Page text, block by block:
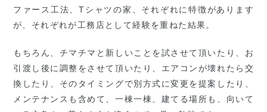
ファース工法、Tシャツの家、それぞれに特徴があります
が、それぞれが工務店として経験を重ねた結果。
もちろん、チマチマと新しいことを試させて頂いたり、お
引渡し後に調整をさせて頂いたり、エアコンが壊れたら交
換したり、そのタイミングで別方式に変更を提案したり、
メンテナンスも含めて、一棟一棟、建てる場所も、向いて